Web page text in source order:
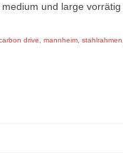
medium und large
drive,mannheim,stahlrahmen